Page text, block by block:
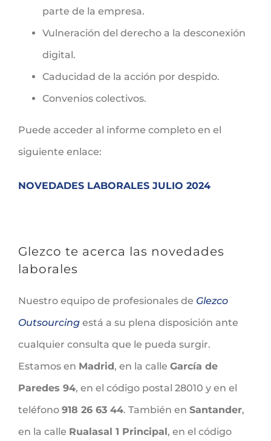
parte de la empresa.
Vulneración del derecho a la desconexión
digital.
Caducidad de la acción por despido.
Convenios colectivos.
Puede acceder al informe completo en el
siguiente enlace:
NOVEDADES LABORALES JULIO 2024
Glezco te acerca las novedades
laborales
Nuestro equipo de profesionales de Glezco
Outsourcing está a su plena disposición ante
cualquier consulta que le pueda surgir.
Estamos en Madrid, en la calle García de
Paredes 94, en el código postal 28010 y en el
teléfono 918 26 63 44. También en Santander,
en la calle Rualasal 1 Principal, en el código